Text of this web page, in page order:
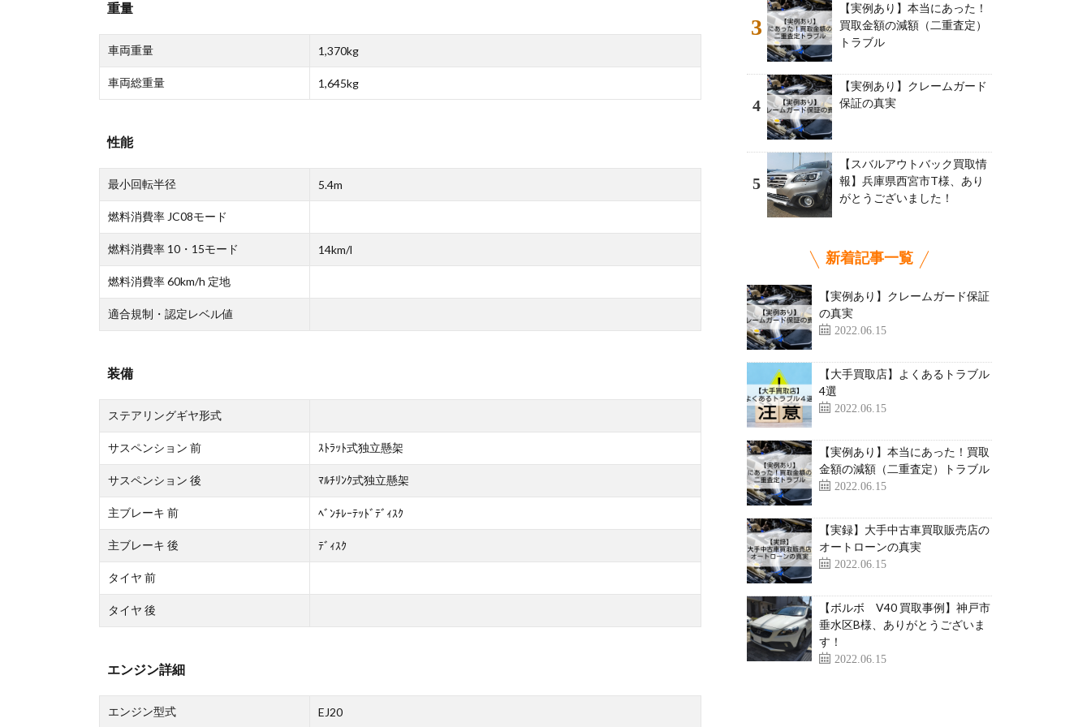
重量
車両重量 1,370kg
車両総重量 1,645kg
性能
最小回転半径 5.4m
燃料消費率 JC08モード
燃料消費率 10・15モード 14km/l
燃料消費率 60km/h 定地
適合規制・認定レベル値
装備
ステアリングギヤ形式
サスペンション 前 ｽﾄﾗｯﾄ式独立懸架
サスペンション 後 ﾏﾙﾁﾘﾝｸ式独立懸架
主ブレーキ 前 ﾍﾞﾝﾁﾚｰﾃｯﾄﾞﾃﾞｨｽｸ
主ブレーキ 後 ﾃﾞｨｽｸ
タイヤ 前
タイヤ 後
エンジン詳細
エンジン型式 EJ20
3
【実例あり】本当にあった！
買取金額の減額（二重査定）
トラブル
4
【実例あり】クレームガード
保証の真実
5
【スバルアウトバック買取情
報】兵庫県西宮市T様、あり
がとうございました！
新着記事一覧
【実例あり】クレームガード保証
の真実
2022.06.15
【大手買取店】よくあるトラブル
4選
2022.06.15
【実例あり】本当にあった！買取
金額の減額（二重査定）トラブル
2022.06.15
【実録】大手中古車買取販売店の
オートローンの真実
2022.06.15
【ボルボ V40 買取事例】神戸市
垂水区B様、ありがとうございま
す！
2022.06.15